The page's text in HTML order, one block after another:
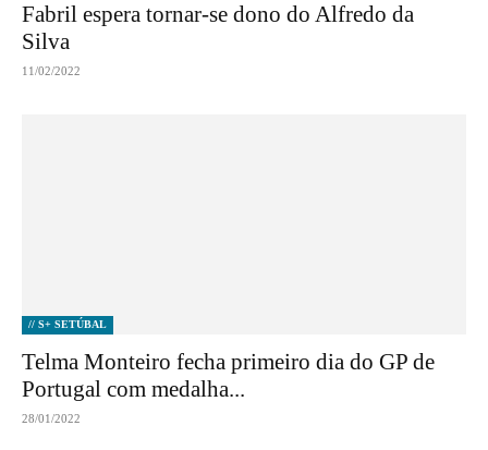
Fabril espera tornar-se dono do Alfredo da
Silva
11/02/2022
// S+ SETÚBAL
Telma Monteiro fecha primeiro dia do GP de
Portugal com medalha...
28/01/2022